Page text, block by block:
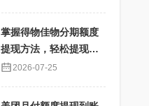
掌握得物佳物分期额度
提现方法，轻松提现秒
到不再难
2026-07-25